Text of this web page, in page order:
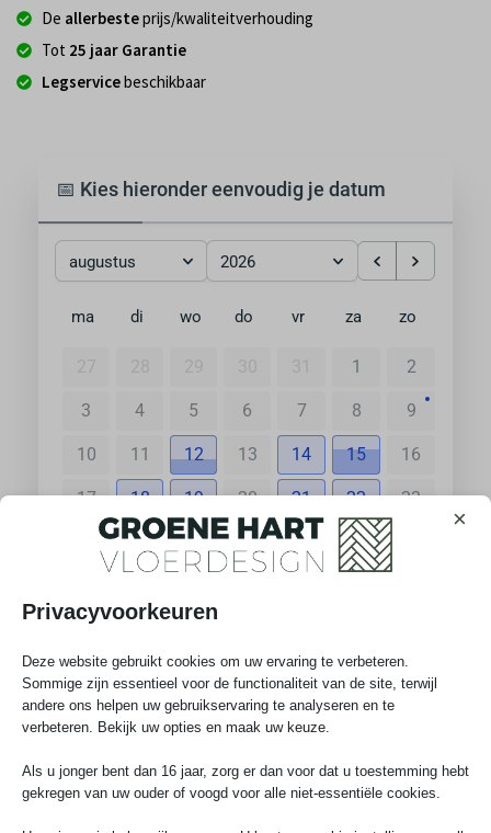
De allerbesteprijs/kwaliteitverhouding
Tot 25 jaar Garantie
Legservicebeschikbaar
📅 Kies hieronder eenvoudig je datum
augustus 2026
ma di wo do vr za zo
27 28 29 30 31 1 2
3 4 5 6 7 8 9
10 11 12 13 14 15 16
17 18 19 20 21 22 23
25 26 27 28 29
Privacyvoorkeuren
×
Deze website gebruikt cookies om uw ervaring te verbeteren.
Sommige zijn essentieel voor de functionaliteit van de site, terwijl
andere ons helpen uw gebruikservaring te analyseren en te
verbeteren. Bekijk uw opties en maak uw keuze.
Als u jonger bent dan 16 jaar, zorg er dan voor dat u toestemming hebt
gekregen van uw ouder of voogd voor alle niet-essentiële cookies.